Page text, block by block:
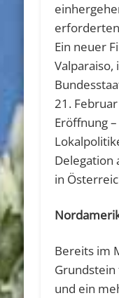
Ein neuer
21.
Eröffnung
Delegation
in
Bereits im
und ein